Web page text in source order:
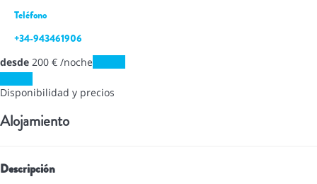
Teléfono
+34-943461906
desde 200 € /noche
Disponibilidad y precios
Alojamiento
Descripción